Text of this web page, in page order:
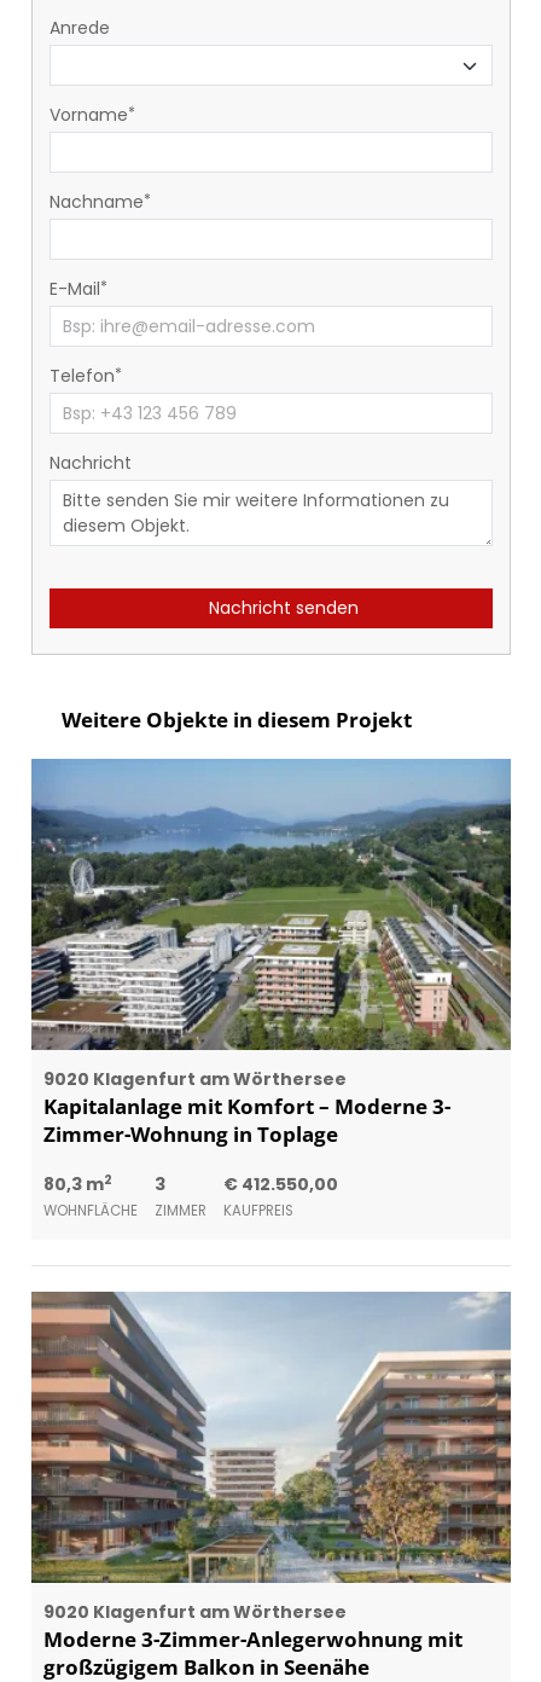
Anrede
Vorname
Nachname
E-Mail
Telefon
Nachricht
Nachricht senden
Weitere Objekte in diesem Projekt
9020 Klagenfurt am Wörthersee
Kapitalanlage mit Komfort – Moderne 3-
Zimmer-Wohnung in Toplage
80,3 m2
WOHNFLÄCHE
3
ZIMMER
€ 412.550,00
KAUFPREIS
9020 Klagenfurt am Wörthersee
Moderne 3-Zimmer-Anlegerwohnung mit
großzügigem Balkon in Seenähe